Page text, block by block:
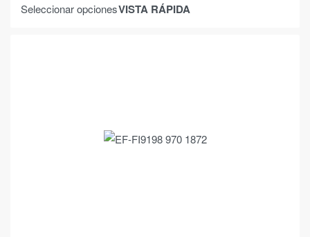
Seleccionar opcionesVISTA RÁPIDA